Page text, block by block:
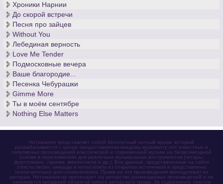
Хроники Нарнии
До скорой встречи
Песня про зайцев
Without You
Лебединая верность
Love Me Tender
Подмосковные вечера
Ваше благородие...
Песенка Чебурашки
Gimme More
Ты в моём сентябре
Nothing Else Matters
Нотомания представляет собой бесплатный нотный архив, который
разрабатывается с целью предоставления каждому музыканту нот известных и
популярных произведений классической и современной музыки на безвозмездной
основе в переложениях для различных музыкальных инструментов (гитары,
фортепиано, скрипки, виолончели и др.). Все данные, представленные на сайте
(тексты песен, аккорды и ноты) взяты из открытых источников и представлены
исключительно для ознакомления. Права на эти произведения принадлежат их
авторам. Нотомания не претендует на авторство размещаемых произведений и не
занимается продажей объектов чужого авторского права. За содержание текстов